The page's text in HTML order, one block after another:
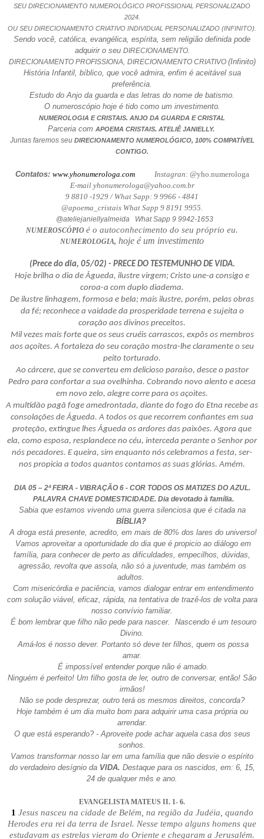
SEU DIRECIONAMENTO NUMEROLÓGICO PROFISSIONAL PERSONALIZADO
2024.
OU SEU DIRECIONAMENTO CRIATIVO INDIVIDUAL PERSONALIZADO (INFINITO).
Sendo você, católica, evangélica, espírita, sem religião definida pode
adquirir o seu DIRECIONAMENTO.
DIRECIONAMENTO PROFISSIONA, DIRECIONAMENTO CRIATIVO (Infinito)
História Infantil, bíblico, que você admira, enfim é aceitável sua
preferência.
Estudo do Anjo da guarda e das letras do nome de batismo.
O numeroscópio hoje é tido como um investimento.
NUMEROLOGIA E CRISTAIS. ANJO DA GUARDA E CRISTAL
Parceria com APOEMA CRISTAIS. ATELIÊ JANIELLY.
Juntas faremos seu DIRECIONAMENTO NUMEROLÓGICO, 100% COMPATÍVEL
CONTIGO.
Contatos: www.yhonumerologa.comInstagran: @yho.numerologa
E-mail yhonumerologa@yahoo.com.br
9 8810 -1929 / What Sapp: 9 9966 - 4841
@apoema_cristais What Sapp 9 8191 9955.
@ateliejaniellyalmeida What Sapp 9 9942-1653
NUMEROSCÓPIO é o autoconhecimento do seu próprio eu.
NUMEROLOGIA, hoje é um investimento
(Prece do dia, 05/02) - PRECE DO TESTEMUNHO DE VIDA.
Hoje brilha o dia de Águeda, ilustre virgem; Cristo une-a consigo e
coroa-a com duplo diadema.
De ilustre linhagem, formosa e bela; mais ilustre, porém, pelas obras
da fé; reconhece a vaidade da prosperidade terrena e sujeita o
coração aos divinos preceitos.
Mil vezes mais forte que os seus cruéis carrascos, expôs os membros
aos açoites. A fortaleza do seu coração mostra-lhe claramente o seu
peito torturado.
Ao cárcere, que se converteu em delicioso paraíso, desce o pastor
Pedro para confortar a sua ovelhinha. Cobrando novo alento e acesa
em novo zelo, alegre corre para os açoites.
A multidão pagã foge amedrontada, diante do fogo do Etna recebe as
consolações de Águeda. A todos os que recorrem confiantes em sua
proteção, extingue lhes Águeda os ardores das paixões. Agora que
ela, como esposa, resplandece no céu, interceda perante o Senhor por
nós pecadores. E queira, sim enquanto nós celebramos a festa, ser-
nos propicia a todos quantos contamos as suas glórias. Amém.
DIA 05 – 2ª FEIRA - VIBRAÇÃO 6 - COR TODOS OS MATIZES DO AZUL.
PALAVRA CHAVE DOMESTICIDADE. Dia devotado à família.
Sabia que estamos vivendo uma guerra silenciosa que é citada na
BÍBLIA?
A droga está presente, acredito, em mais de 80% dos lares do universo!
Vamos aproveitar a oportunidade do dia que é propicio ao diálogo em
família, para conhecer de perto as dificuldades, empecilhos, dúvidas,
agressão, revolta que assola, não só a juventude, mas também os
adultos.
Com misericórdia e paciência, vamos dialogar entrar em entendimento
com solução viável, eficaz, rápida, na tentativa de trazê-los de volta para
nosso convívio familiar.
É bom lembrar que filho não pede para nascer. Nascendo é um tesouro
Divino.
Amá-los é nosso dever. Portanto só deve ter filhos, quem os possa
amar.
É impossível entender porque não é amado.
Ninguém é perfeito! Um filho gosta de ler, outro de conversar, então! São
irmãos!
Não se pode desprezar, outro terá os mesmos direitos, concorda?
Hoje também é um dia muito bom para adquirir uma casa própria ou
arrendar.
O que está esperando? - Aproveite pode achar aquela casa dos seus
sonhos.
Vamos transformar nosso lar em uma família que não desvie o espírito
do verdadeiro desígnio da VIDA. Destaque para os nascidos, em: 6, 15,
24 de qualquer mês e ano.
EVANGELISTA MATEUS II. 1- 6.
1 Jesus nasceu na cidade de Belém, na região da Judéia, quando
Herodes era rei da terra de Israel. Nesse tempo alguns homens que
estudavam as estrelas vieram do Oriente e chegaram a Jerusalém.